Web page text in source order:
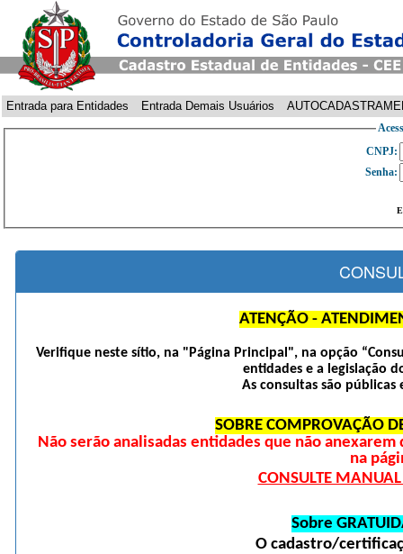
Entrada para Entidades Entrada Demais Usuários
CNPJ:
Senha:
ATENÇÃO -
Verifique neste sítio, na "Página Principal", na opção
entidades e a legislação
As consultas são públicas
SOBRE COMPROVAÇÃO
Não serão analisadas entidades que não
na
CONSULTE
Sobre
O cadastro/